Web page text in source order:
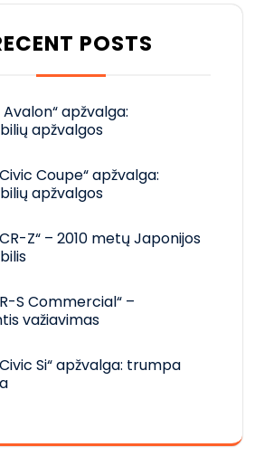
POSTS
apžvalga:
apžvalgos
Coupe“ apžvalga:
apžvalgos
Z“ – 2010 metų Japonijos
S Commercial“ –
važiavimas
Si“ apžvalga: trumpa